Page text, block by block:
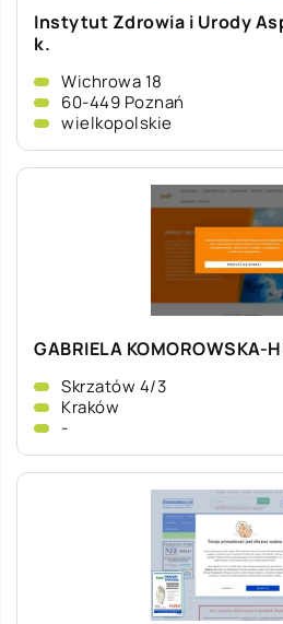
Instytut Zdrowia i Urody
k.
Wichrowa 18
60-449 Poznań
wielkopolskie
GABRIELA KOMOROWSKA-
Skrzatów 4/3
Kraków
-